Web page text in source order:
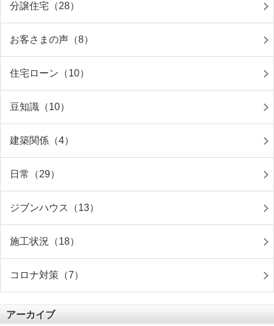
分譲住宅（28）
お客さまの声（8）
住宅ローン（10）
豆知識（10）
建築関係（4）
日常（29）
ジブンハウス（13）
施工状況（18）
コロナ対策（7）
アーカイブ